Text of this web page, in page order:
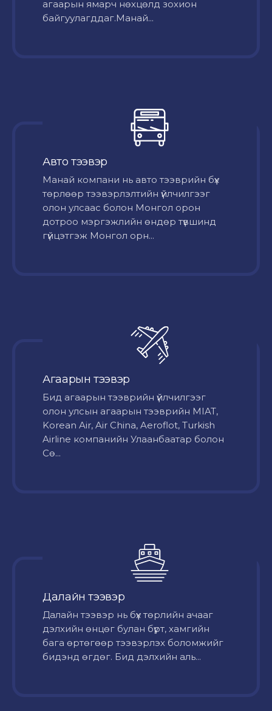
агаарын ямарч нөхцөлд зохион
байгуулагддаг.Манай...
Авто тээвэр
Mанай компани нь авто тээврийн бүх
төрлөөр тээвэрлэлтийн үйлчилгээг
олон улсаас болон Монгол орон
дотроо мэргэжлийн өндөр түвшинд
гүйцэтгэж Монгол орн...
Агаарын тээвэр
Бид агаарын тээврийн үйлчилгээг
олон улсын агаарын тээврийн MIAT,
Korean Air, Air China, Aeroflot, Turkish
Airline компанийн Улаанбаатар болон
Сө...
Далайн тээвэр
Далайн тээвэр нь бүх төрлийн ачааг
дэлхийн өнцөг булан бүрт, хамгийн
бага өртөгөөр тээвэрлэх боломжийг
бидэнд өгдөг. Бид дэлхийн аль...